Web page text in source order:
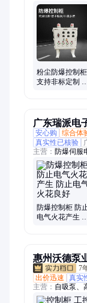
机、防爆控制
碎机、密封式
机、锥形球磨
小屋、矿用气动
粉尘防爆控制柜
支持非标定制
广东瑞派电
安心购
综合体
真实性已核验
主营： 防爆伺服
控制柜、机械臂
屏、1kw交流防
动力配电柜、
造、碳钢防爆
造防爆控制柜 防
电气火花产生
惠州沃德泵
7
出价迅速
真实
主营： 自吸泵、
温热、化工泵